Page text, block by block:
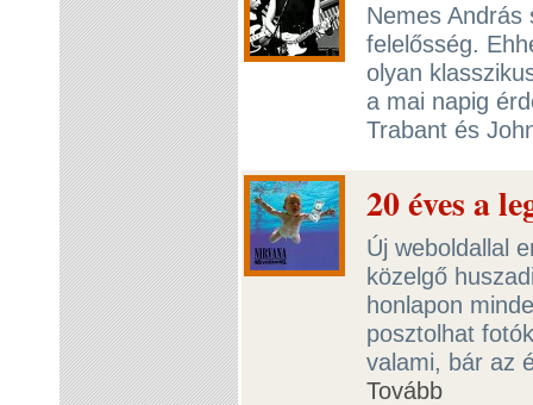
Nemes András
felelősség.
olyan
a mai napig
Trabant és
20 éves a
Új weboldallal
közelgő
honlapon
posztolhat
valami, bár az
Tovább